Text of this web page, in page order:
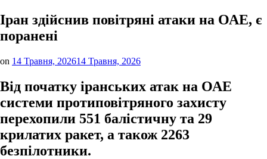
Іран здійснив повітряні атаки на ОАЕ, є
поранені
on 14 Травня, 202614 Травня, 2026
Від початку іранських атак на ОАЕ
системи протиповітряного захисту
перехопили 551 балістичну та 29
крилатих ракет, а також 2263
безпілотники.